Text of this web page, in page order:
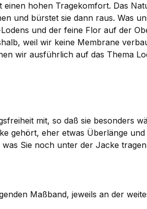
hohen Tragekomfort. Das
und bürstet sie dann raus. Was
und der feine Flor auf der
weil wir keine Membrane
wir ausführlich auf das Thema
mit, so daß sie besonders
gehört, eher etwas Überlänge
Sie noch unter der Jacke
Maßband, jeweils an der